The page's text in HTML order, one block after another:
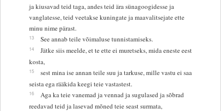
ja kiusavad teid taga, andes teid ära sünagoogidesse ja
vanglatesse, teid veetakse kuningate ja maavalitsejate ette
minu nime pärast.
13 See annab teile võimaluse tunnistamiseks.
14
Jätke siis meelde, et te ette ei muretseks, mida eneste eest
kosta,
15
sest mina ise annan teile suu ja tarkuse, mille vastu ei saa
seista ega rääkida keegi teie vastastest.
16
Aga ka teie vanemad ja vennad ja sugulased ja sõbrad
reedavad teid ja lasevad mõned teie seast surmata,